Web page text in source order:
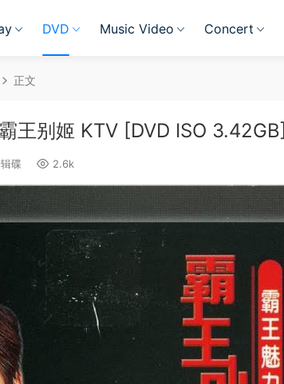
DVD Music Video Concert
正文
王别姬 KTV [DVD ISO 3.42GB]
碟 2.6k